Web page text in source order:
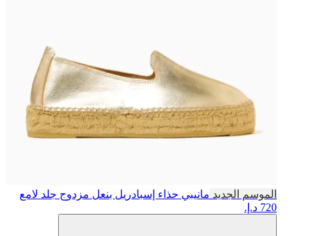
الموسم الجديد مانيبي حذاء إسبادريل بنعل مزدوج جلد لامع
720 د.إ.